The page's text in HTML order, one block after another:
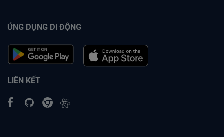
ỨNG DỤNG DI ĐỘNG
LIÊN KẾT